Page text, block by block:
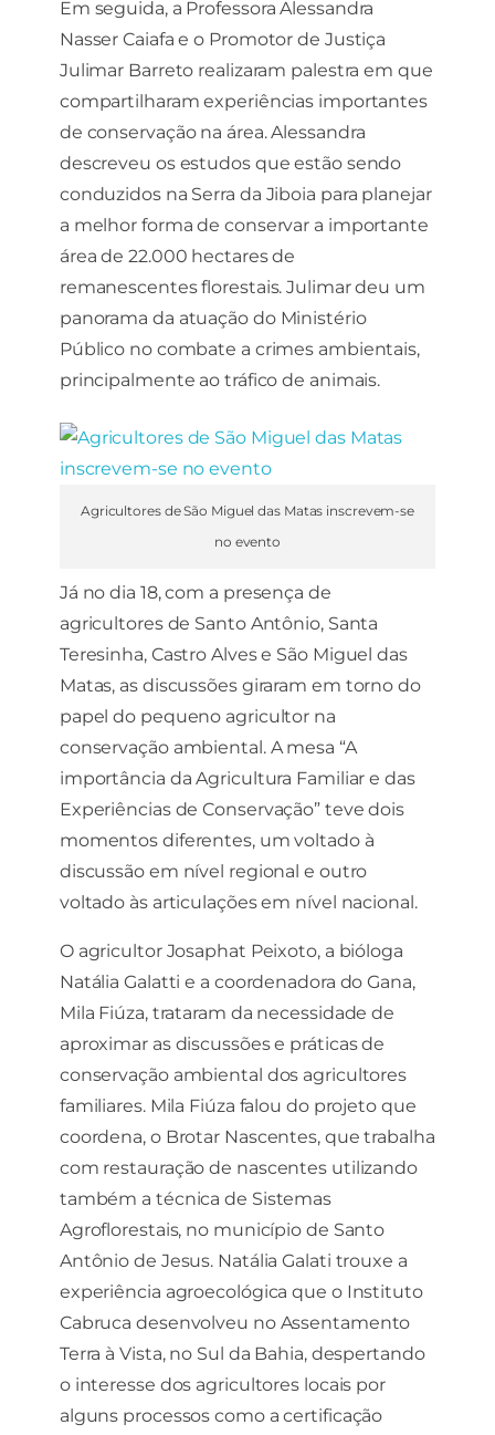
Em seguida, a Professora Alessandra
Nasser Caiafa e o Promotor de Justiça
Julimar Barreto realizaram palestra em que
compartilharam experiências importantes
de conservação na área. Alessandra
descreveu os estudos que estão sendo
conduzidos na Serra da Jiboia para planejar
a melhor forma de conservar a importante
área de 22.000 hectares de
remanescentes florestais. Julimar deu um
panorama da atuação do Ministério
Público no combate a crimes ambientais,
principalmente ao tráfico de animais.
Agricultores de São Miguel das Matas inscrevem-se
no evento
Já no dia 18, com a presença de
agricultores de Santo Antônio, Santa
Teresinha, Castro Alves e São Miguel das
Matas, as discussões giraram em torno do
papel do pequeno agricultor na
conservação ambiental. A mesa “A
importância da Agricultura Familiar e das
Experiências de Conservação” teve dois
momentos diferentes, um voltado à
discussão em nível regional e outro
voltado às articulações em nível nacional.
O agricultor Josaphat Peixoto, a bióloga
Natália Galatti e a coordenadora do Gana,
Mila Fiúza, trataram da necessidade de
aproximar as discussões e práticas de
conservação ambiental dos agricultores
familiares. Mila Fiúza falou do projeto que
coordena, o Brotar Nascentes, que trabalha
com restauração de nascentes utilizando
também a técnica de Sistemas
Agroflorestais, no município de Santo
Antônio de Jesus. Natália Galati trouxe a
experiência agroecológica que o Instituto
Cabruca desenvolveu no Assentamento
Terra à Vista, no Sul da Bahia, despertando
o interesse dos agricultores locais por
alguns processos como a certificação